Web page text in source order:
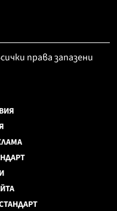
права запазени